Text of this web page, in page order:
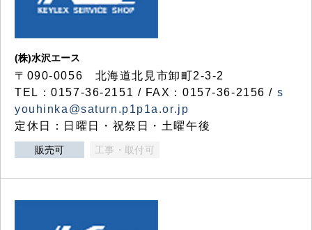
(株)水沢エース
〒090-0056 北海道北見市卸町2-3-2
TEL：0157-36-2151 / FAX：0157-36-2156 / s
youhinka@saturn.p1p1a.or.jp
定休日：日曜日・祝祭日・土曜午後
販売可 工事・取付可